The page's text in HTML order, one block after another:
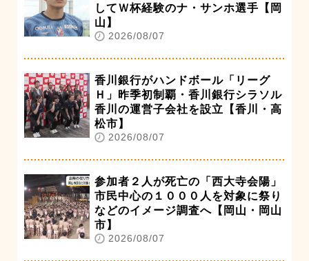
してＷ杯経験のナ・サンホ選手【岡
山】
2026/08/07
香川銀行がハンドボール「リーグ
Ｈ」昨季初制覇・香川銀行シラソル
香川の運営子会社を設立【香川・高
松市】
2026/08/07
参加者２人が死亡の「西大寺会陽」
市民中心の１０００人を対象に祭り
などのイメージ調査へ【岡山・岡山
市】
2026/08/07